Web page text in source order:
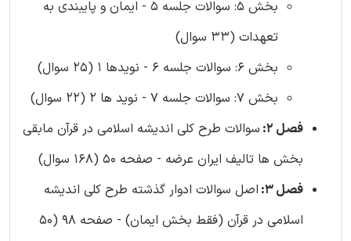
بخش 5: سوالات جلسه 5 - ایمان و پایبندی به
تعهدات (33 سوال)
بخش 6: سوالات جلسه 6 - نویدها 1 (25 سوال)
بخش 7: سوالات جلسه 7 - نوید ها 2 (22 سوال)
فصل 2:
سوالات طرح کلی اندیشه اسلامی در قرآن مابقی
بخش ها تالیف ایران عرضه - صفحه 50 (168 سوال)
فصل 3:
اصل سوالات ادوار گذشته طرح کلی اندیشه
اسلامی در قرآن (فقط بخش ایمان) - صفحه 98 (50